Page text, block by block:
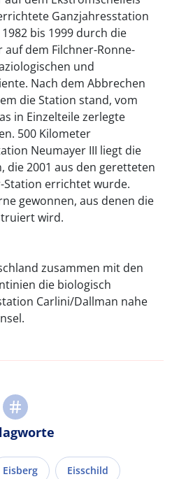
Ganzjahresstation
bis 1999 durch die
dem Filchner-Ronne-
und
Nach dem Abbrechen
die Station stand, vom
in Einzelteile zerlegte
500 Kilometer
Neumayer III liegt die
die 2001 aus den geretteten
Station errichtet wurde.
gewonnen, aus denen die
wird.
zusammen mit den
die biologisch
Carlini/Dallman nahe
Eisberg Eisschild